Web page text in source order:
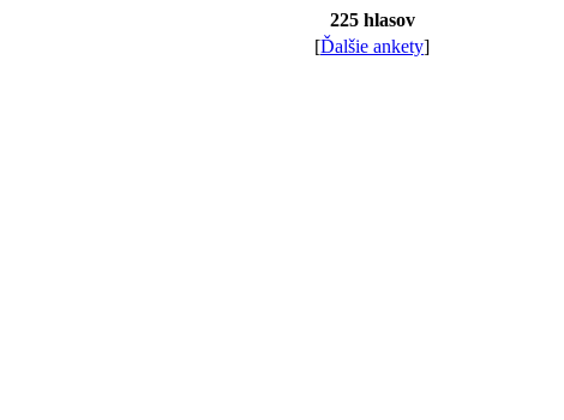
225 hlasov
[Ďalšie ankety]